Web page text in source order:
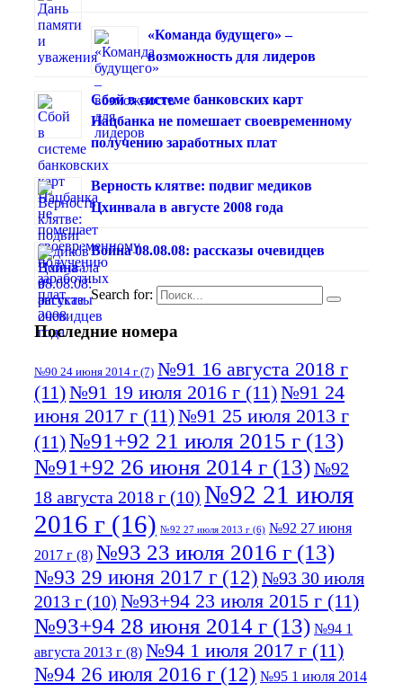
«Команда будущего» –
возможность для лидеров
Сбой в системе банковских карт
Нацбанка не помешает своевременному
получению заработных плат
Верность клятве: подвиг медиков
Цхинвала в августе 2008 года
Война 08.08.08: рассказы очевидцев
Search for:
Последние номера
№90 24 июня 2014 г (7) №91 16 августа 2018 г
(11)№91 19 июля 2016 г (11)№91 24
июня 2017 г (11)№91 25 июля 2013 г
(11)№91+92 21 июля 2015 г (13)
№91+92 26 июня 2014 г (13)№92
18 августа 2018 г (10) №92 21 июля
2016 г (16) №92 27 июля 2013 г (6) №92 27 июня
2017 г (8) №93 23 июля 2016 г (13)
№93 29 июня 2017 г (12) №93 30 июля
2013 г (10) №93+94 23 июля 2015 г (11)
№93+94 28 июня 2014 г (13) №94 1
августа 2013 г (8) №94 1 июля 2017 г (11)
№94 26 июля 2016 г (12) №95 1 июля 2014